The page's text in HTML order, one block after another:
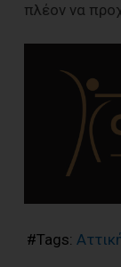
πλέον να
#Tags: